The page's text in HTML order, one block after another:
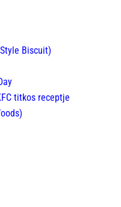
Biscuit)
titkos receptje